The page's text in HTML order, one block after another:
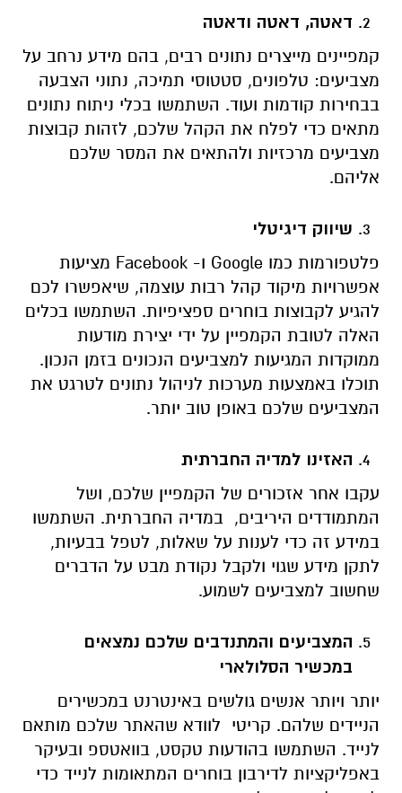
דאטה, דאטה ודאטה
קמפיינים מייצרים נתונים רבים, בהם מידע נרחב על
מצביעים: טלפונים, סטטוסי תמיכה, נתוני הצבעה
בבחירות קודמות ועוד. השתמשו בכלי ניתוח נתונים
מתאים כדי לפלח את הקהל שלכם, לזהות קבוצות
מצביעים מרכזיות ולהתאים את המסר שלכם
אליהם.
שיווק דיגיטלי
פלטפורמות כמו Google ו- Facebook מציעות
אפשרויות מיקוד קהל רבות עוצמה, שיאפשרו לכם
להגיע לקבוצות בוחרים ספציפיות. השתמשו בכלים
האלה לטובת הקמפיין על ידי יצירת מודעות
ממוקדות המגיעות למצביעים הנכונים בזמן הנכון.
תוכלו באמצעות מערכות לניהול נתונים לטרגט את
המצביעים שלכם באופן טוב יותר.
האזינו למדיה החברתית
עקבו אחר אזכורים של הקמפיין שלכם, ושל
המתמודדים היריבים, במדיה החברתית. השתמשו
במידע זה כדי לענות על שאלות, לטפל בבעיות,
לתקן מידע שגוי ולקבל נקודת מבט על הדברים
שחשוב למצביעים לשמוע.
המצביעים והמתנדבים שלכם נמצאים
במכשיר הסלולארי
יותר ויותר אנשים גולשים באינטרנט במכשירים
הניידים שלהם. קריטי לוודא שהאתר שלכם מותאם
לנייד. השתמשו בהודעות טקסט, בוואטספ ובעיקר
באפליקציות לדירבון בוחרים המתאומות לנייד כדי